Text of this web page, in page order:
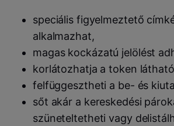
speciális figyelmeztető
alkalmazhat,
magas kockázatú jelölést
korlátozhatja a token
felfüggesztheti a be- és
sőt akár a kereskedési
szüneteltetheti vagy